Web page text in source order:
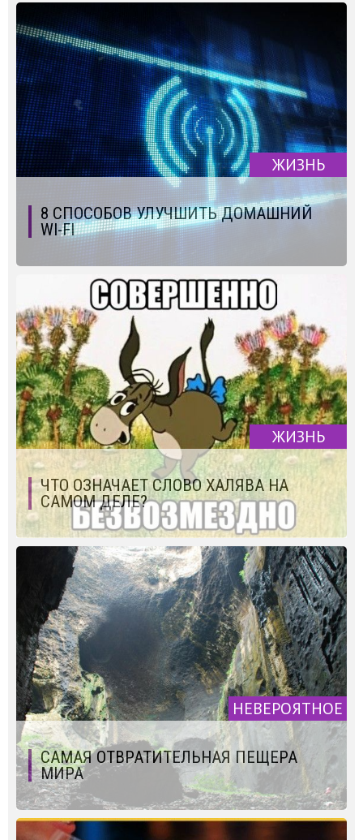
ЖИЗНЬ
8 СПОСОБОВ УЛУЧШИТЬ ДОМАШНИЙ
WI-FI
ЖИЗНЬ
ЧТО ОЗНАЧАЕТ СЛОВО ХАЛЯВА НА
САМОМ ДЕЛЕ?
НЕВЕРОЯТНОЕ
САМАЯ ОТВРАТИТЕЛЬНАЯ ПЕЩЕРА
МИРА